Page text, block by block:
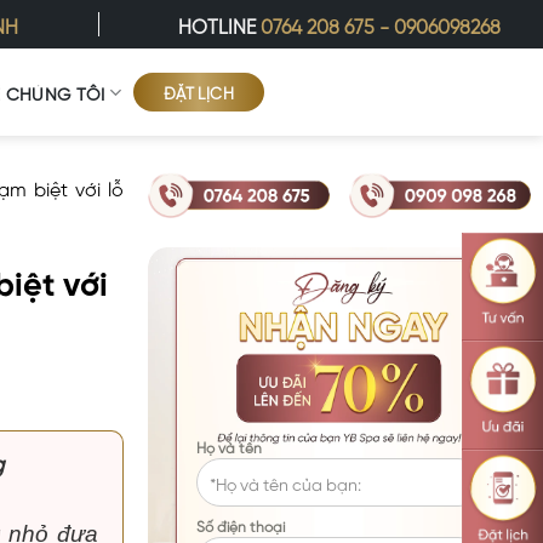
HOTLINE0764 208 675 -0906098268
CHÚNG TÔI ĐẶT LỊCH
biệt với lỗ
với
nhỏ đưa
Họ và tên
Số điện thoại